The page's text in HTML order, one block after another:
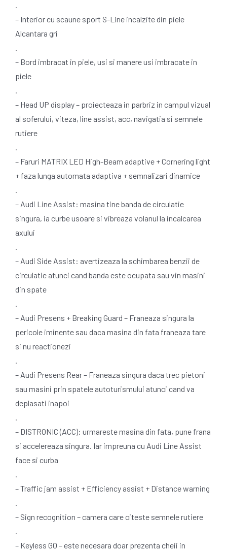
– Interior cu scaune sport S-Line incalzite din piele
Alcantara gri
– Bord imbracat in piele, usi si manere usi imbracate in
piele
– Head UP display – proiecteaza in parbriz in campul vizual
al soferului, viteza, line assist, acc, navigatia si semnele
rutiere
– Faruri MATRIX LED High-Beam adaptive + Cornering light
+ faza lunga automata adaptiva + semnalizari dinamice
– Audi Line Assist: masina tine banda de circulatie
singura, ia curbe usoare si vibreaza volanul la incalcarea
axului
– Audi Side Assist: avertizeaza la schimbarea benzii de
circulatie atunci cand banda este ocupata sau vin masini
din spate
– Audi Presens + Breaking Guard – Franeaza singura la
pericole iminente sau daca masina din fata franeaza tare
si nu reactionezi
– Audi Presens Rear – Franeaza singura daca trec pietoni
sau masini prin spatele autoturismului atunci cand va
deplasati inapoi
– DISTRONIC (ACC): urmareste masina din fata, pune frana
si accelereaza singura. Iar impreuna cu Audi Line Assist
face si curba
– Traffic jam assist + Efficiency assist + Distance warning
– Sign recognition – camera care citeste semnele rutiere
– Keyless GO – este necesara doar prezenta cheii in